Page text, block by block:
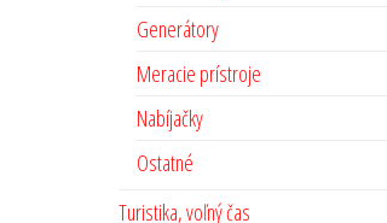
Generátory
Meracie prístroje
Nabíjačky
Ostatné
Turistika, voľný čas